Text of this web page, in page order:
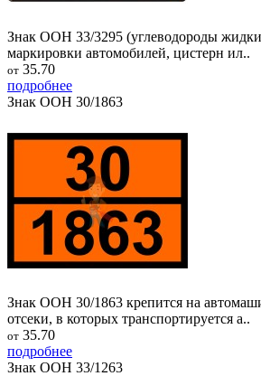
Знак ООН 33/3295 (углеводороды
маркировки автомобилей, цистерн ил..
от 35.70
подробнее
Знак ООН 30/1863
Знак ООН 30/1863 крепится на
отсеки, в которых транспортируется а..
от 35.70
подробнее
Знак ООН 33/1263